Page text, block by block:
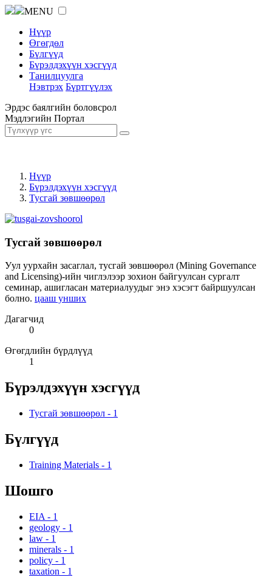
MENU
Нүүр
Өгөгдөл
Бүлгүүд
Бүрэлдэхүүн хэсгүүд
Танилцуулга
Нэвтрэх Бүртгүүлэх
Эрдэс баялгийн боловсрол
Мэдлэгийн Портал
Нүүр
Бүрэлдэхүүн хэсгүүд
Тусгай зөвшөөрөл
Тусгай зөвшөөрөл
Уул уурхайн засаглал, тусгай зөвшөөрөл (Mining Governance
and Licensing)-ийн чиглэлээр зохион байгуулсан сургалт
семинар, ашигласан материалуудыг энэ хэсэгт байршуулсан
болно. цааш унших
Дагагчид
0
Өгөгдлийн бүрдлүүд
1
Бүрэлдэхүүн хэсгүүд
Тусгай зөвшөөрөл - 1
Бүлгүүд
Training Materials - 1
Шошго
EIA - 1
geology - 1
law - 1
minerals - 1
policy - 1
taxation - 1